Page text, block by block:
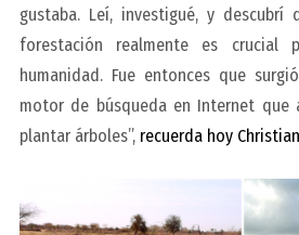
gustaba. Leí, investigué, y
forestación realmente es
humanidad. Fue entonces que
motor de búsqueda en Internet que
plantar árboles”, recuerda hoy Christian